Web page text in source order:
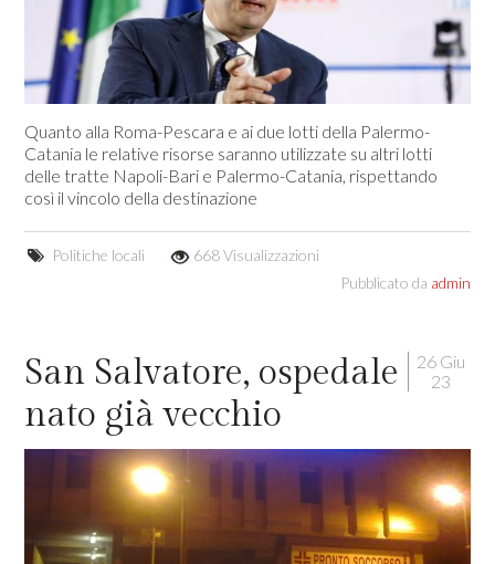
Quanto alla Roma-Pescara e ai due lotti della Palermo-
Catania le relative risorse saranno utilizzate su altri lotti
delle tratte Napoli-Bari e Palermo-Catania, rispettando
così il vincolo della destinazione
Politiche locali
668 Visualizzazioni
Pubblicato da admin
26 Giu
23
San Salvatore, ospedale
nato già vecchio